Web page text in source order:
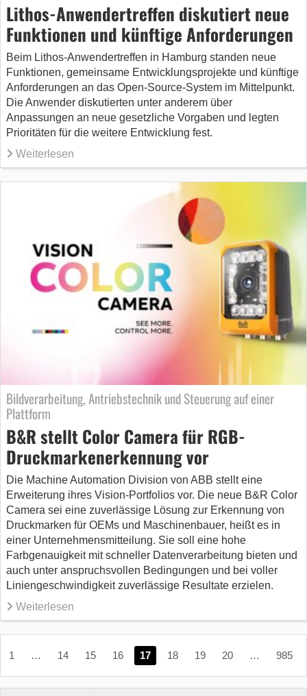
Lithos-Anwendertreffen diskutiert neue
Funktionen und künftige Anforderungen
Beim Lithos-Anwendertreffen in Hamburg standen neue
Funktionen, gemeinsame Entwicklungsprojekte und künftige
Anforderungen an das Open-Source-System im Mittelpunkt.
Die Anwender diskutierten unter anderem über
Anpassungen an neue gesetzliche Vorgaben und legten
Prioritäten für die weitere Entwicklung fest.
Weiterlesen
Bildverarbeitung, Antriebstechnik und Steuerung auf einer
Plattform
B&R stellt Color Camera für RGB-
Druckmarkenerkennung vor
Die Machine Automation Division von ABB stellt eine
Erweiterung ihres Vision-Portfolios vor. Die neue B&R Color
Camera sei eine zuverlässige Lösung zur Erkennung von
Druckmarken für OEMs und Maschinenbauer, heißt es in
einer Unternehmensmitteilung. Sie soll eine hohe
Farbgenauigkeit mit schneller Datenverarbeitung bieten und
auch unter anspruchsvollen Bedingungen und bei voller
Liniengeschwindigkeit zuverlässige Resultate erzielen.
Weiterlesen
1 … 14 15 16 17 18 19 20 … 985